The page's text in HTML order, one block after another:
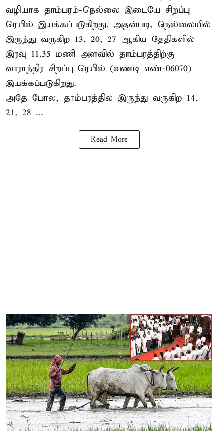
வழியாக தாம்பரம்-நெல்லை இடையே சிறப்பு
ரெயில் இயக்கப்படுகிறது. அதன்படி, நெல்லையில்
இருந்து வருகிற 13, 20, 27 ஆகிய தேதிகளில்
இரவு 11.35 மணி அளவில் தாம்பரத்திற்கு
வாராந்திர சிறப்பு ரெயில் (வண்டி எண்-06070)
இயக்கப்படுகிறது.
அதே போல, தாம்பரத்தில் இருந்து வருகிற 14,
21, 28 ...
Read More